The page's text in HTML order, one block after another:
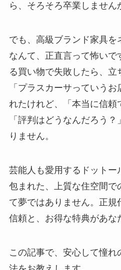
ら、そろそろ卒業しません
でも、高級ブランド家具を
なんて、正直言って怖いで
る買い物で失敗したら、立
「プラスカーサっていう
れたけれど、「本当に信頼
「評判はどうなんだろう
りません。
芸能人も愛用するドットー
包まれた、上質な住空間で
て夢ではありません。正規
信頼と、お得な特典があな
この記事で、安心して憧